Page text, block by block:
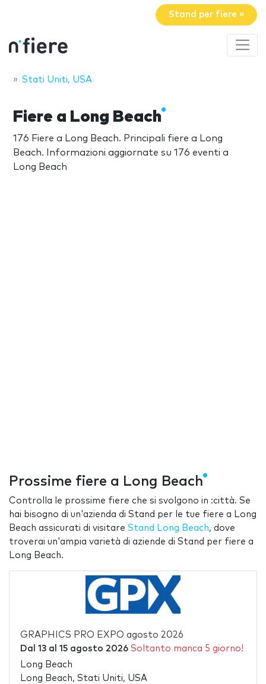
Stand per fiere »
Stati Uniti, USA
Fiere a Long Beach
176 Fiere a Long Beach. Principali fiere a Long
Beach. Informazioni aggiornate su 176 eventi a
Long Beach
Prossime fiere a Long Beach
Controlla le prossime fiere che si svolgono in :città. Se
hai bisogno di un'azienda di Stand per le tue fiere a Long
Beach assicurati di visitare Stand Long Beach, dove
troverai un'ampia varietà di aziende di Stand per fiere a
Long Beach.
GRAPHICS PRO EXPO agosto 2026
Dal 13al 15 agosto 2026 Soltanto manca 5 giorno!
Long Beach
Long Beach, Stati Uniti, USA